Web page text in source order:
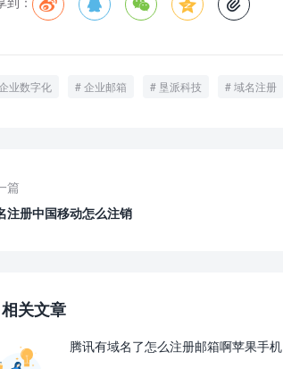
    
业数字化 企业邮箱 垦派科技 域名注册
篇
注册中国移动怎么注销
相关文章
腾讯有域名了怎么注册邮箱啊苹果手机